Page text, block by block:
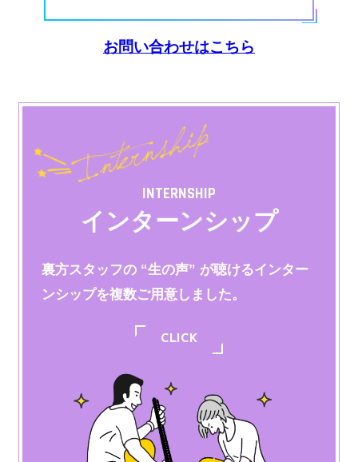
お問い合わせはこちら
INTERNSHIP
インターンシップ
裏方スタッフの “生の声” が聴けるインター
ンシップを複数ご用意しました。
CLICK